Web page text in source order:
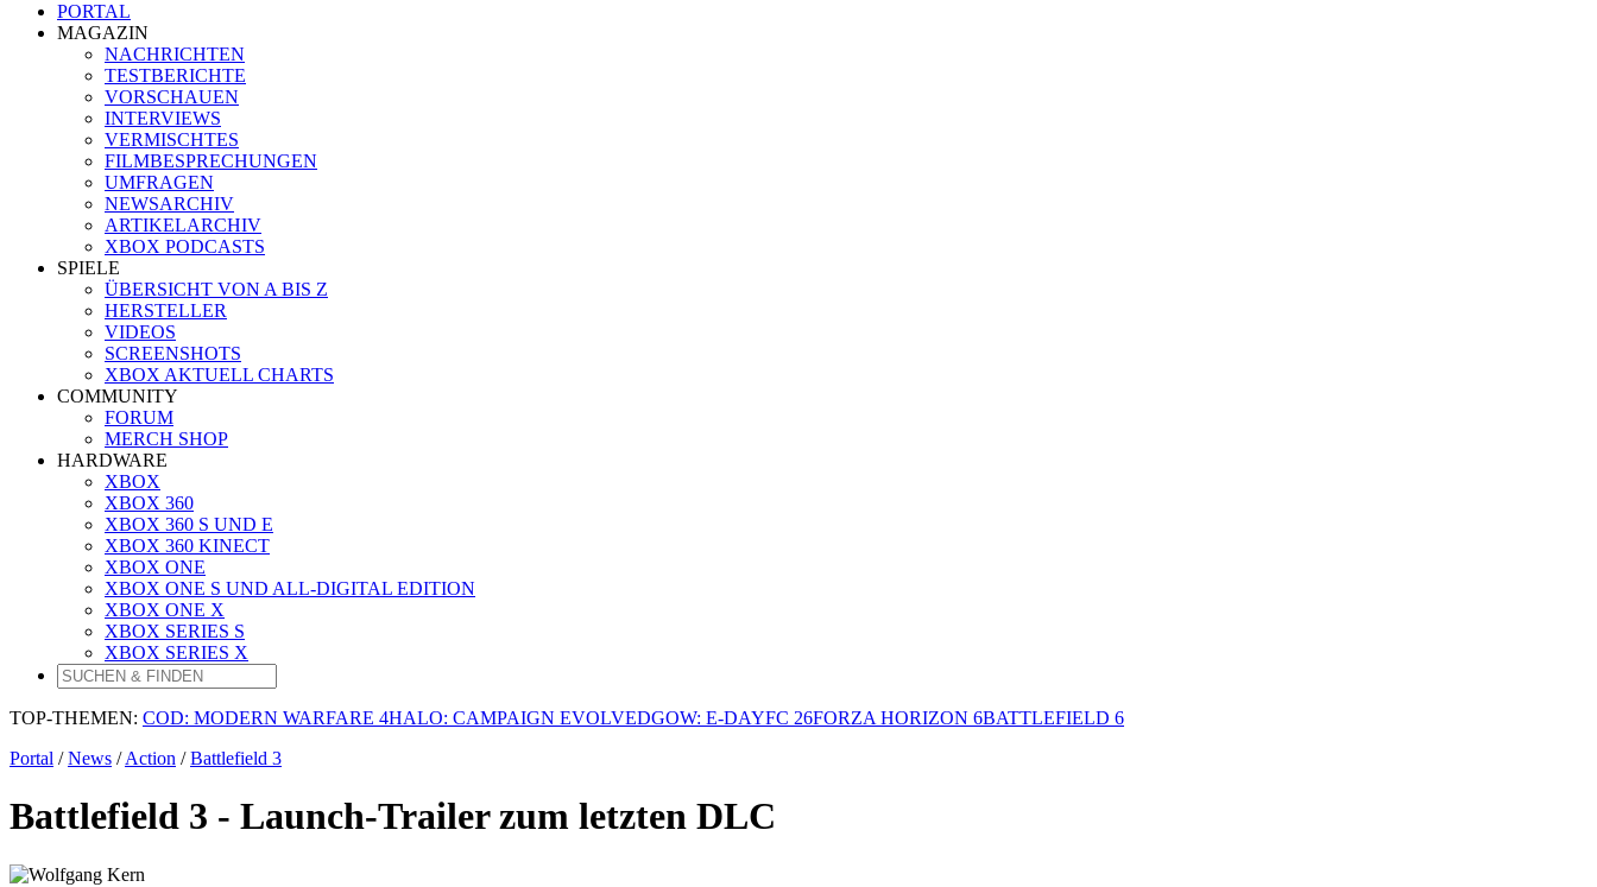
PORTAL
MAGAZIN
NACHRICHTEN
TESTBERICHTE
VORSCHAUEN
INTERVIEWS
VERMISCHTES
FILMBESPRECHUNGEN
UMFRAGEN
NEWSARCHIV
ARTIKELARCHIV
XBOX PODCASTS
SPIELE
ÜBERSICHT VON A BIS Z
HERSTELLER
VIDEOS
SCREENSHOTS
XBOX AKTUELL CHARTS
COMMUNITY
FORUM
MERCH SHOP
HARDWARE
XBOX
XBOX 360
XBOX 360 S UND E
XBOX 360 KINECT
XBOX ONE
XBOX ONE S UND ALL-DIGITAL EDITION
XBOX ONE X
XBOX SERIES S
XBOX SERIES X
TOP-THEMEN: COD: MODERN WARFARE 4HALO: CAMPAIGN EVOLVEDGOW: E-DAYFC 26FORZA HORIZON 6BATTLEFIELD 6
Portal /News /Action /Battlefield 3
Battlefield 3 - Launch-Trailer zum letzten DLC